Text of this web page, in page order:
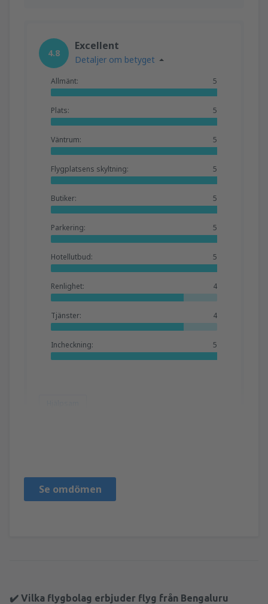
4.8
Excellent
Detaljer om betyget
Allmänt: 5
Plats: 5
Väntrum: 5
Flygplatsens skyltning: 5
Butiker: 5
Parkering: 5
Hotellutbud: 5
Renlighet: 4
Tjänster: 4
Incheckning: 5
Se omdömen
✔️ Vilka flygbolag erbjuder flyg från Bengaluru